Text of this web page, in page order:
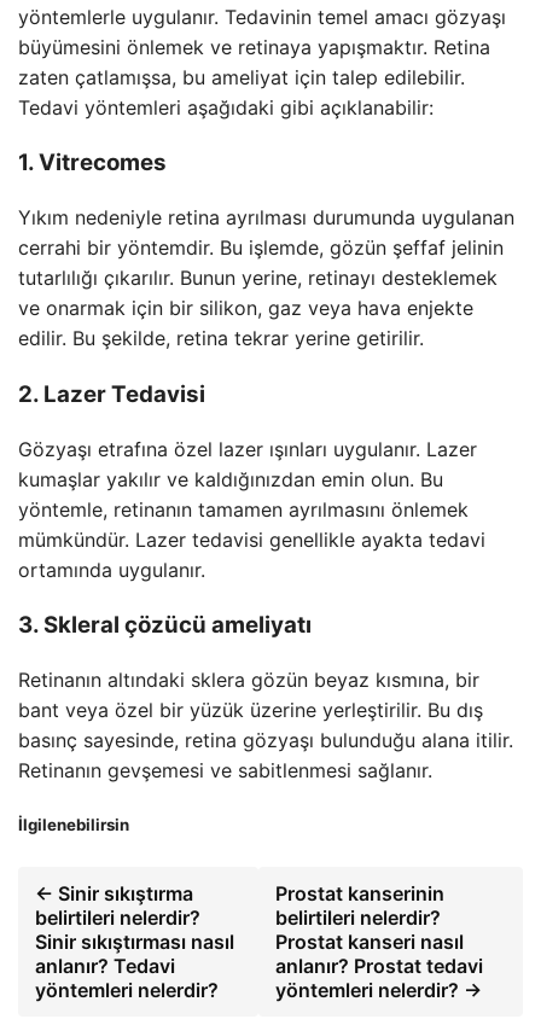
yöntemlerle uygulanır. Tedavinin temel amacı gözyaşı
büyümesini önlemek ve retinaya yapışmaktır. Retina
zaten çatlamışsa, bu ameliyat için talep edilebilir.
Tedavi yöntemleri aşağıdaki gibi açıklanabilir:
1. Vitrecomes
Yıkım nedeniyle retina ayrılması durumunda uygulanan
cerrahi bir yöntemdir. Bu işlemde, gözün şeffaf jelinin
tutarlılığı çıkarılır. Bunun yerine, retinayı desteklemek
ve onarmak için bir silikon, gaz veya hava enjekte
edilir. Bu şekilde, retina tekrar yerine getirilir.
2. Lazer Tedavisi
Gözyaşı etrafına özel lazer ışınları uygulanır. Lazer
kumaşlar yakılır ve kaldığınızdan emin olun. Bu
yöntemle, retinanın tamamen ayrılmasını önlemek
mümkündür. Lazer tedavisi genellikle ayakta tedavi
ortamında uygulanır.
3. Skleral çözücü ameliyatı
Retinanın altındaki sklera gözün beyaz kısmına, bir
bant veya özel bir yüzük üzerine yerleştirilir. Bu dış
basınç sayesinde, retina gözyaşı bulunduğu alana itilir.
Retinanın gevşemesi ve sabitlenmesi sağlanır.
İlgilenebilirsin
← Sinir sıkıştırma
belirtileri nelerdir?
Sinir sıkıştırması nasıl
anlanır? Tedavi
yöntemleri nelerdir?
Prostat kanserinin
belirtileri nelerdir?
Prostat kanseri nasıl
anlanır? Prostat tedavi
yöntemleri nelerdir? →